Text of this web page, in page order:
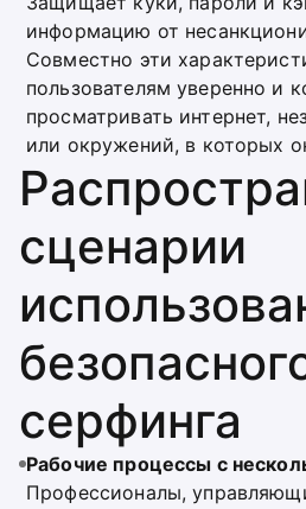
информацию от
Совместно эти
пользователям уверенно и
просматривать интернет,
или окружений, в которых
сценарии
серфинга
Рабочие процессы с
Профессионалы,